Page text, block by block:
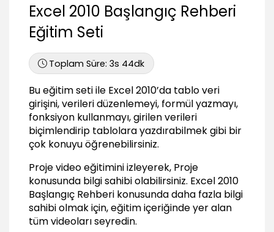
Formüllerde Öncelik Sırası
Formüllerde Parantez Kullanımı
04:06
Fonksiyon Kullanımı
04:17
Sayfalar Arası Formül Kullanımı
05:35
Formülleri Kopyalamak
03:31
Öğrendiklerimizi Uygulayalım
06:59
ETopla Fonksiyonu
04:27
Eğer Fonksiyonu
Excel 2010 Başlangıç Rehberi
Eğitim Seti
Toplam Süre:3s 44dk
Bu eğitim seti ile Excel 2010’da tablo veri
girişini, verileri düzenlemeyi, formül yazmayı,
fonksiyon kullanmayı, girilen verileri
biçimlendirip tablolara yazdırabilmek gibi bir
çok konuyu öğrenebilirsiniz.
Proje video eğitimini izleyerek, Proje
konusunda bilgi sahibi olabilirsiniz. Excel 2010
Başlangıç Rehberi konusunda daha fazla bilgi
sahibi olmak için, eğitim içeriğinde yer alan
tüm videoları seyredin.